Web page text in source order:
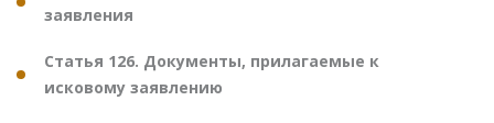
заявления
Статья 126. Документы, прилагаемые к
исковому заявлению